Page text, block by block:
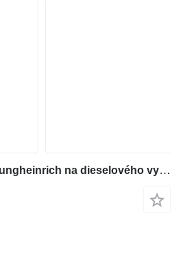
Hydraulický joystick Jungheinrich na dieselového vysokozdvižného vozíka